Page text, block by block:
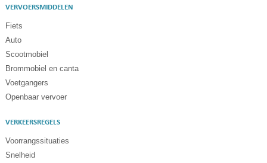
VERVOERSMIDDELEN
Fiets
Auto
Scootmobiel
Brommobiel en canta
Voetgangers
Openbaar vervoer
VERKEERSREGELS
Voorrangssituaties
Snelheid